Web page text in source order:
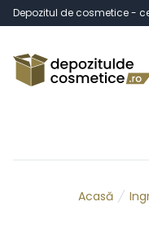
Depozitul de cosmetice -
Acasă